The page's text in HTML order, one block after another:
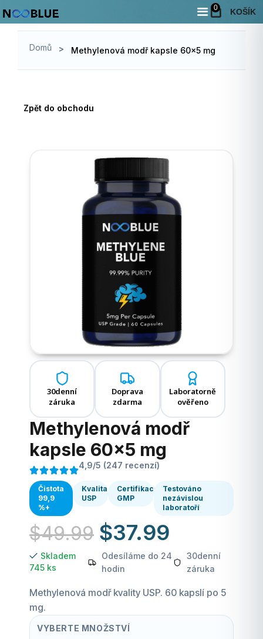
0 KOŠÍK
Domů / Obchod Methylenová modř kapsle 60×5 mg
Domů > Methylenová modř kapsle 60×5 mg
Zpět do obchodu
30denní
záruka
Doprava
zdarma
Laboratorně
ověřeno
Methylenová modř
kapsle 60×5 mg
4,9/5 (247 recenzí)
Čistota
99,9
%+
Kvalita
USP
Certifikace
GMP
Testováno
nezávislou
laboratoří
$49.99 $37.99
Skladem
745 ks
Odesíláme do 24
hodin
30denní
záruka
Methylenová modř kvality USP. 60 kapslí po 5
mg.
VYBERTE MNOŽSTVÍ